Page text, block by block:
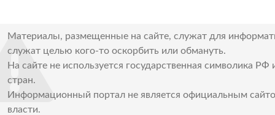
Материалы, размещенные на сайте, служат для
служат целью кого-то оскорбить или обмануть.
На сайте не используется государственная символика РФ
стран.
Информационный портал не является официальным
власти.